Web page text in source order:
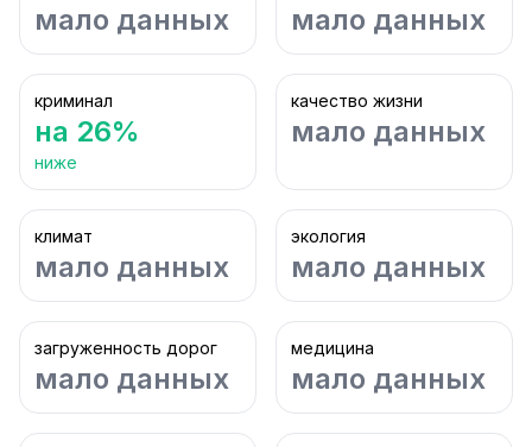
мало данных мало данных
криминал
на 26%
ниже
качество жизни
мало данных
климат
мало данных
экология
мало данных
загруженность дорог
мало данных
медицина
мало данных